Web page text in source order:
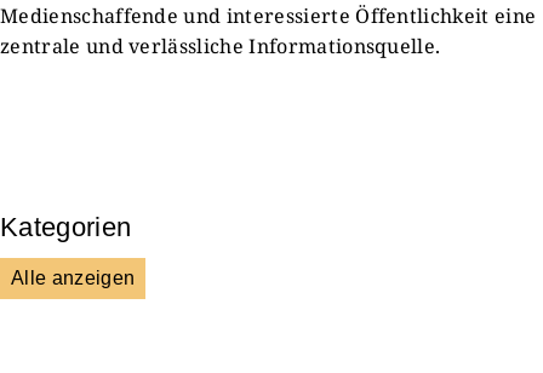
Medienschaffende und interessierte Öffentlichkeit eine
zentrale und verlässliche Informationsquelle.
Kategorien
Alle anzeigen